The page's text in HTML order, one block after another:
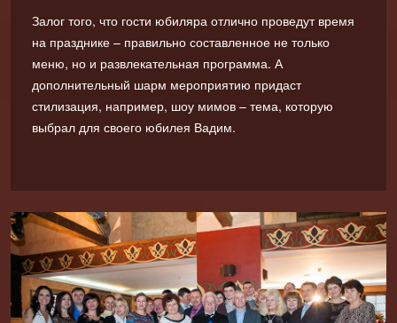
Залог того, что гости юбиляра отлично проведут время
на празднике – правильно составленное не только
меню, но и развлекательная программа. А
дополнительный шарм мероприятию придаст
стилизация, например, шоу мимов – тема, которую
выбрал для своего юбилея Вадим.